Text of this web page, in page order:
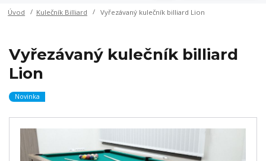
Úvod Kulečník Billiard Vyřezávaný kulečník billiard Lion
Vyřezávaný kulečník billiard
Lion
Novinka